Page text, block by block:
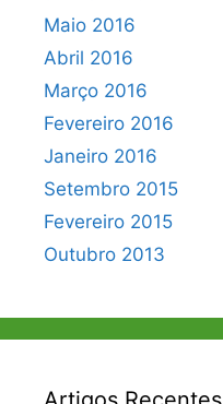
Maio 2016
Abril 2016
Março 2016
Fevereiro 2016
Janeiro 2016
Setembro 2015
Fevereiro 2015
Outubro 2013